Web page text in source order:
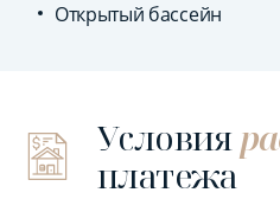
Открытый бассейн
Условия
платежа